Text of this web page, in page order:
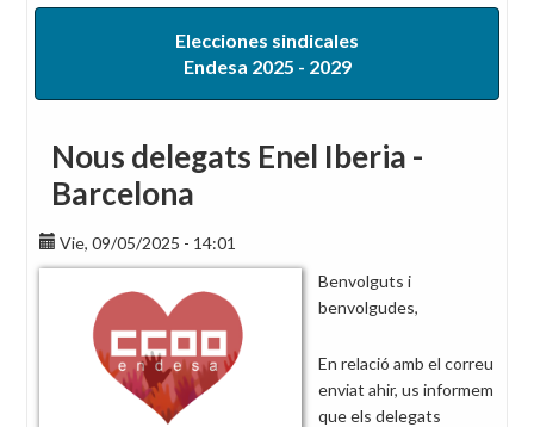
Elecciones sindicales
Endesa 2025 - 2029
Nous delegats Enel Iberia -
Barcelona
Vie, 09/05/2025 - 14:01
Benvolguts i
benvolgudes,
En relació amb el correu
enviat ahir, us informem
que els delegats